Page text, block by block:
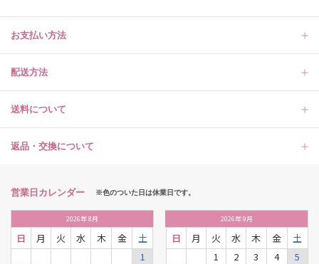
お支払い方法
配送方法
送料について
返品・交換について
営業日カレンダー ※色のついた日は休業日です。
2026年8月
日 月 火 水 木 金
土
1
2026年9月
日 月 火 水 木 金
土
1
2 3 4
5